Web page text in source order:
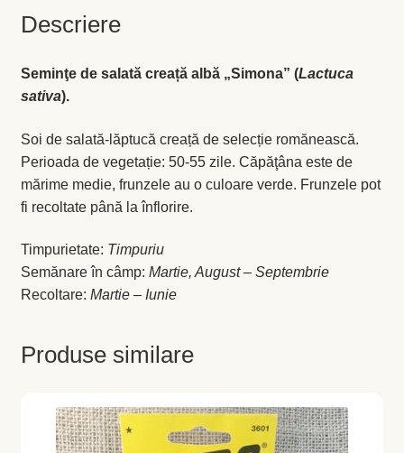
Maghiran
Melisa
Salvie
Magazin
My account
Descriere
Seminţe de salată creață albă „Simona” (Lactuca
sativa).
Soi de salată-lăptucă creață de selecție romănească.
Perioada de vegetație: 50-55 zile. Căpăţâna este de
mărime medie, frunzele au o culoare verde. Frunzele pot
fi recoltate până la înflorire.
Timpurietate: Timpuriu
Semănare în câmp: Martie, August – Septembrie
Recoltare: Martie – Iunie
Produse similare